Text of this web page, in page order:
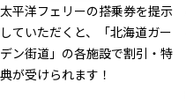
太平洋フェリーの搭乗券を提示
していただくと、「北海道ガー
デン街道」の各施設で割引・特
典が受けられます！